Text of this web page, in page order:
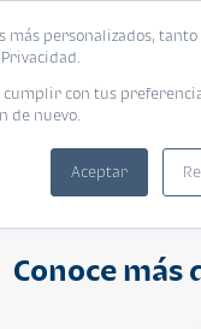
más personalizados,
con tus
de nuevo.
Aceptar
Conoce
Encuentra tu